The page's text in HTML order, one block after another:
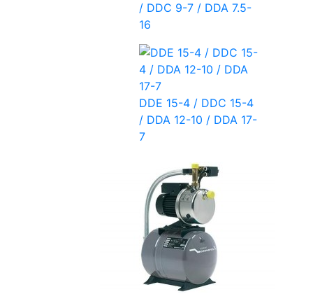
/ DDC 9-7 / DDA 7.5-
16
DDE 15-4 / DDC 15-4
/ DDA 12-10 / DDA 17-
7